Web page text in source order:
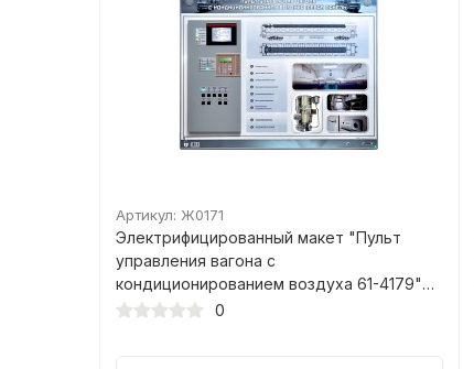
Артикул: Ж0171
Электрифицированный макет "Пульт
управления вагона с
кондиционированием воздуха 61-4179"
(левая панель)
0